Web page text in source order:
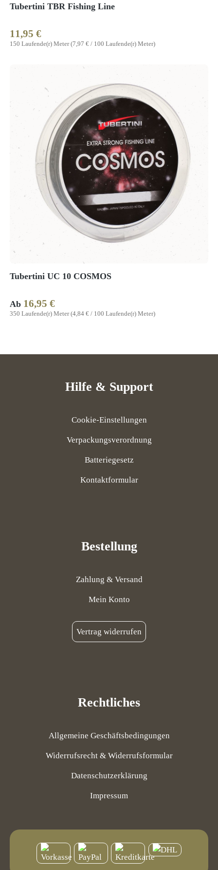
Tubertini TBR Fishing Line
150 Laufende(r) Meter(7,97 € / 100 Laufende(r) Meter)
Regulärer Preis:
11,95 €
Tubertini UC 10 COSMOS
350 Laufende(r) Meter(4,84 € / 100 Laufende(r) Meter)
Regulärer Preis:
Ab 16,95 €
Hilfe & Support
Cookie-Einstellungen
Verpackungsverordnung
Batteriegesetz
Kontaktformular
Bestellung
Zahlung & Versand
Mein Konto
Vertrag widerrufen
Rechtliches
Allgemeine Geschäftsbedingungen
Widerrufsrecht & Widerrufsformular
Datenschutzerklärung
Impressum